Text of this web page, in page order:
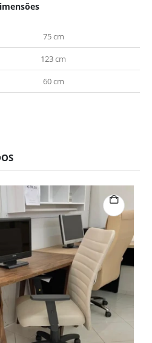
75 cm
123 cm
60 cm